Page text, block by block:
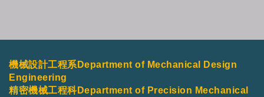
機械設計工程系Department of Mechanical Design
Engineering
精密機械工程科Department of Precision Mechanical